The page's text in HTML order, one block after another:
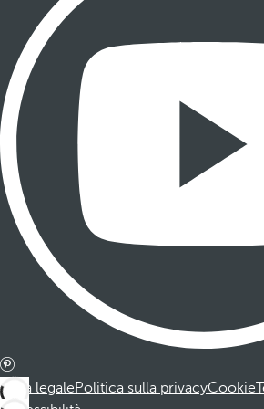
Nota legalePolitica sulla privacyCookie